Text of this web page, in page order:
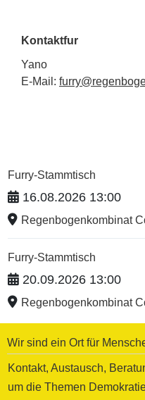
Kontaktfur
Yano
E-Mail:
Furry-Stammtisch
16.08.2026 13:00
Regenbogenkombinat
Furry-Stammtisch
20.09.2026 13:00
Regenbogenkombinat
Wir sind ein Ort für
Kontakt, Austausch,
um die Themen